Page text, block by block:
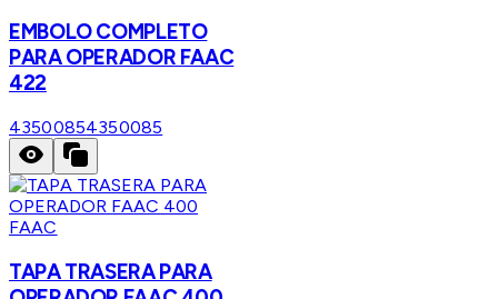
EMBOLO COMPLETO
PARA OPERADOR FAAC
422
43500854350085
FAAC
TAPA TRASERA PARA